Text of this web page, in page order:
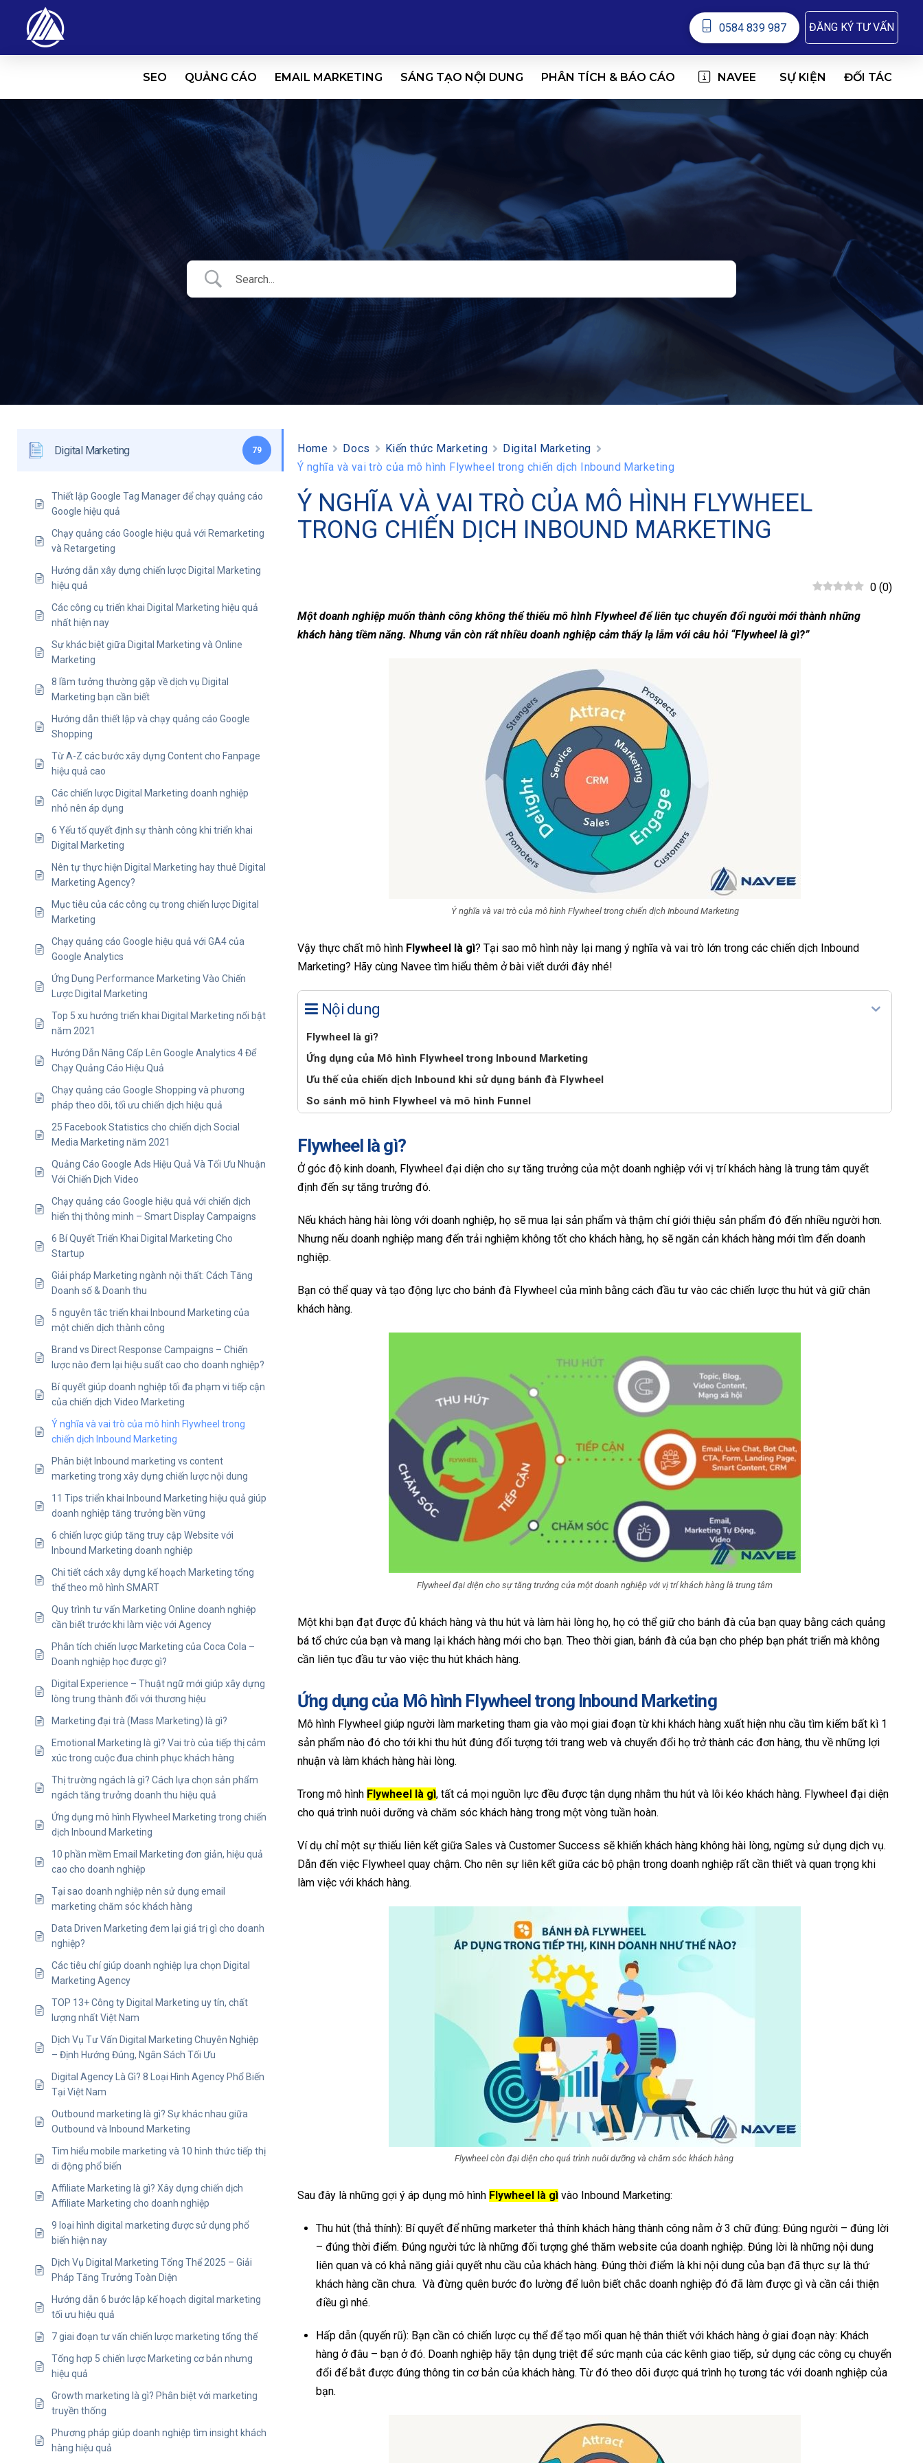
0584 839 987 ĐĂNG KÝ TƯ VẤN
SEO QUẢNG CÁO EMAIL MARKETING SÁNG TẠO NỘI DUNG PHÂN TÍCH & BÁO CÁO NAVEE SỰ KIỆN ĐỐI TÁC
Digital Marketing 79
Thiết lập Google Tag Manager để chạy quảng cáo
Google hiệu quả
Chạy quảng cáo Google hiệu quả với Remarketing
và Retargeting
Hướng dẫn xây dựng chiến lược Digital Marketing
hiệu quả
Các công cụ triển khai Digital Marketing hiệu quả
nhất hiện nay
Sự khác biệt giữa Digital Marketing và Online
Marketing
8 lầm tưởng thường gặp về dịch vụ Digital
Marketing bạn cần biết
Hướng dẫn thiết lập và chạy quảng cáo Google
Shopping
Từ A-Z các bước xây dựng Content cho Fanpage
hiệu quả cao
Các chiến lược Digital Marketing doanh nghiệp
nhỏ nên áp dụng
6 Yếu tố quyết định sự thành công khi triển khai
Digital Marketing
Nên tự thực hiện Digital Marketing hay thuê Digital
Marketing Agency?
Mục tiêu của các công cụ trong chiến lược Digital
Marketing
Chạy quảng cáo Google hiệu quả với GA4 của
Google Analytics
Ứng Dụng Performance Marketing Vào Chiến
Lược Digital Marketing
Top 5 xu hướng triển khai Digital Marketing nổi bật
năm 2021
Hướng Dẫn Nâng Cấp Lên Google Analytics 4 Để
Chạy Quảng Cáo Hiệu Quả
Chạy quảng cáo Google Shopping và phương
pháp theo dõi, tối ưu chiến dịch hiệu quả
25 Facebook Statistics cho chiến dịch Social
Media Marketing năm 2021
Quảng Cáo Google Ads Hiệu Quả Và Tối Ưu Nhuận
Với Chiến Dịch Video
Chạy quảng cáo Google hiệu quả với chiến dịch
hiển thị thông minh – Smart Display Campaigns
6 Bí Quyết Triển Khai Digital Marketing Cho
Startup
Giải pháp Marketing ngành nội thất: Cách Tăng
Doanh số & Doanh thu
5 nguyên tắc triển khai Inbound Marketing của
một chiến dịch thành công
Brand vs Direct Response Campaigns – Chiến
lược nào đem lại hiệu suất cao cho doanh nghiệp?
Bí quyết giúp doanh nghiệp tối đa phạm vi tiếp cận
của chiến dịch Video Marketing
Ý nghĩa và vai trò của mô hình Flywheel trong
chiến dịch Inbound Marketing
Phân biệt Inbound marketing vs content
marketing trong xây dựng chiến lược nội dung
11 Tips triển khai Inbound Marketing hiệu quả giúp
doanh nghiệp tăng trưởng bền vững
6 chiến lược giúp tăng truy cập Website với
Inbound Marketing doanh nghiệp
Chi tiết cách xây dựng kế hoạch Marketing tổng
thể theo mô hình SMART
Quy trình tư vấn Marketing Online doanh nghiệp
cần biết trước khi làm việc với Agency
Phân tích chiến lược Marketing của Coca Cola –
Doanh nghiệp học được gì?
Digital Experience – Thuật ngữ mới giúp xây dựng
lòng trung thành đối với thương hiệu
Marketing đại trà (Mass Marketing) là gì?
Emotional Marketing là gì? Vai trò của tiếp thị cảm
xúc trong cuộc đua chinh phục khách hàng
Thị trường ngách là gì? Cách lựa chọn sản phẩm
ngách tăng trưởng doanh thu hiệu quả
Ứng dụng mô hình Flywheel Marketing trong chiến
dịch Inbound Marketing
10 phần mềm Email Marketing đơn giản, hiệu quả
cao cho doanh nghiệp
Tại sao doanh nghiệp nên sử dụng email
marketing chăm sóc khách hàng
Data Driven Marketing đem lại giá trị gì cho doanh
nghiệp?
Các tiêu chí giúp doanh nghiệp lựa chọn Digital
Marketing Agency
TOP 13+ Công ty Digital Marketing uy tín, chất
lượng nhất Việt Nam
Dịch Vụ Tư Vấn Digital Marketing Chuyên Nghiệp
– Định Hướng Đúng, Ngân Sách Tối Ưu
Digital Agency Là Gì? 8 Loại Hình Agency Phổ Biến
Tại Việt Nam
Outbound marketing là gì? Sự khác nhau giữa
Outbound và Inbound Marketing
Tìm hiểu mobile marketing và 10 hình thức tiếp thị
di động phổ biến
Affiliate Marketing là gì? Xây dựng chiến dịch
Affiliate Marketing cho doanh nghiệp
9 loại hình digital marketing được sử dụng phổ
biến hiện nay
Dịch Vụ Digital Marketing Tổng Thể 2025 – Giải
Pháp Tăng Trưởng Toàn Diện
Hướng dẫn 6 bước lập kế hoạch digital marketing
tối ưu hiệu quả
7 giai đoạn tư vấn chiến lược marketing tổng thể
Tổng hợp 5 chiến lược Marketing cơ bản nhưng
hiệu quả
Growth marketing là gì? Phân biệt với marketing
truyền thống
Phương pháp giúp doanh nghiệp tìm insight khách
hàng hiệu quả
Home Docs Kiến thức Marketing
Digital Marketing
Ý nghĩa và vai trò của mô hình Flywheel trong chiến dịch Inbound Marketing
Ý NGHĨA VÀ VAI TRÒ CỦA MÔ HÌNH FLYWHEEL
TRONG CHIẾN DỊCH INBOUND MARKETING
0 (0)
Một doanh nghiệp muốn thành công không thể thiếu mô hình Flywheel để liên tục chuyển đổi người mới thành những
khách hàng tiềm năng. Nhưng vẫn còn rất nhiều doanh nghiệp cảm thấy lạ lẫm với câu hỏi “Flywheel là gì?”
Ý nghĩa và vai trò của mô hình Flywheel trong chiến dịch Inbound Marketing
Vậy thực chất mô hình Flywheel là gì? Tại sao mô hình này lại mang ý nghĩa và vai trò lớn trong các chiến dịch Inbound
Marketing? Hãy cùng Navee tìm hiểu thêm ở bài viết dưới đây nhé!
Nội dung
Flywheel là gì?
Ứng dụng của Mô hình Flywheel trong Inbound Marketing
Ưu thế của chiến dịch Inbound khi sử dụng bánh đà Flywheel
So sánh mô hình Flywheel và mô hình Funnel
Flywheel là gì?
Ở góc độ kinh doanh, Flywheel đại diện cho sự tăng trưởng của một doanh nghiệp với vị trí khách hàng là trung tâm quyết
định đến sự tăng trưởng đó.
Nếu khách hàng hài lòng với doanh nghiệp, họ sẽ mua lại sản phẩm và thậm chí giới thiệu sản phẩm đó đến nhiều người hơn.
Nhưng nếu doanh nghiệp mang đến trải nghiệm không tốt cho khách hàng, họ sẽ ngăn cản khách hàng mới tìm đến doanh
nghiệp.
Bạn có thể quay và tạo động lực cho bánh đà Flywheel của mình bằng cách đầu tư vào các chiến lược thu hút và giữ chân
khách hàng.
Flywheel đại diện cho sự tăng trưởng của một doanh nghiệp với vị trí khách hàng là trung tâm
Một khi bạn đạt được đủ khách hàng và thu hút và làm hài lòng họ, họ có thể giữ cho bánh đà của bạn quay bằng cách quảng
bá tổ chức của bạn và mang lại khách hàng mới cho bạn. Theo thời gian, bánh đà của bạn cho phép bạn phát triển mà không
cần liên tục đầu tư vào việc thu hút khách hàng.
Ứng dụng của Mô hình Flywheel trong Inbound Marketing
Mô hình Flywheel giúp người làm marketing tham gia vào mọi giai đoạn từ khi khách hàng xuất hiện nhu cầu tìm kiếm bất kì 1
sản phẩm nào đó cho tới khi thu hút đúng đối tượng tới trang web và chuyển đổi họ trở thành các đơn hàng, thu về những lợi
nhuận và làm khách hàng hài lòng.
Trong mô hình Flywheel là gì, tất cả mọi nguồn lực đều được tận dụng nhằm thu hút và lôi kéo khách hàng. Flywheel đại diện
cho quá trình nuôi dưỡng và chăm sóc khách hàng trong một vòng tuần hoàn.
Ví dụ chỉ một sự thiếu liên kết giữa Sales và Customer Success sẽ khiến khách hàng không hài lòng, ngừng sử dụng dịch vụ.
Dẫn đến việc Flywheel quay chậm. Cho nên sự liên kết giữa các bộ phận trong doanh nghiệp rất cần thiết và quan trọng khi
làm việc với khách hàng.
Flywheel còn đại diện cho quá trình nuôi dưỡng và chăm sóc khách hàng
Sau đây là những gợi ý áp dụng mô hình Flywheel là gì vào Inbound Marketing:
Thu hút (thả thính): Bí quyết để những marketer thả thính khách hàng thành công nằm ở 3 chữ đúng: Đúng người – đúng lời
– đúng thời điểm. Đúng người tức là những đối tượng ghé thăm website của doanh nghiệp. Đúng lời là những nội dung
liên quan và có khả năng giải quyết nhu cầu của khách hàng. Đúng thời điểm là khi nội dung của bạn đã thực sự là thứ
khách hàng cần chưa. Và đừng quên bước đo lường để luôn biết chắc doanh nghiệp đó đã làm được gì và cần cải thiện
điều gì nhé.
Hấp dẫn (quyến rũ): Bạn cần có chiến lược cụ thể để tạo mối quan hệ thân thiết với khách hàng ở giai đoạn này: Khách
hàng ở đâu – bạn ở đó. Doanh nghiệp hãy tận dụng triệt để sức mạnh của các kênh giao tiếp, sử dụng các công cụ chuyển
đổi để bắt được đúng thông tin cơ bản của khách hàng. Từ đó theo dõi được quá trình họ tương tác với doanh nghiệp của
bạn.